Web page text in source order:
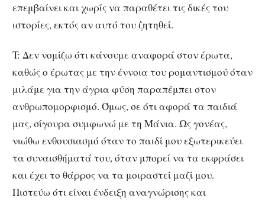
επεμβαίνει και χωρίς να παραθέτει τις δικές του
ιστορίες, εκτός αν αυτό του ζητηθεί.
T: Δεν νομίζω ότι κάνουμε αναφορά στον έρωτα,
καθώς ο έρωτας με την έννοια του ρομαντισμού όταν
μιλάμε για την άγρια φύση παραπέμπει στον
ανθρωπομορφισμό. Όμως, σε ότι αφορά τα παιδιά
μας, σίγουρα συμφωνώ με τη Μάνια. Ως γονέας,
νιώθω ενθουσιασμό όταν το παιδί μου εξωτερικεύει
τα συναισθήματά του, όταν μπορεί να τα εκφράσει
και έχει το θάρρος να τα μοιραστεί μαζί μου.
Πιστεύω ότι είναι ένδειξη αναγνώρισης και